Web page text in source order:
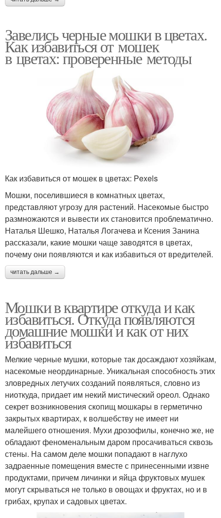
Завелись черные мошки в цветах.
Как избавиться от мошек
в цветах: проверенные методы
Как избавиться от мошек в цветах: Pexels
Мошки, поселившиеся в комнатных цветах,
представляют угрозу для растений. Насекомые быстро
размножаются и вывести их становится проблематично.
Наталья Шешко, Наталья Логачева и Ксения Занина
рассказали, какие мошки чаще заводятся в цветах,
почему они появляются и как избавиться от вредителей.
читать дальше →
Мошки в квартире откуда и как
избавиться. Откуда появляются
домашние мошки и как от них
избавиться
Мелкие черные мушки, которые так досаждают хозяйкам,
насекомые неординарные. Уникальная способность этих
зловредных летучих созданий появляться, словно из
ниоткуда, придает им некий мистический ореол. Однако
секрет возникновения скопищ мошкары в герметично
закрытых квартирах, к волшебству не имеет ни
малейшего отношения. Мухи дрозофилы, конечно же, не
обладают феноменальным даром просачиваться сквозь
стены. На самом деле мошки попадают в наглухо
задраенные помещения вместе с принесенными извне
продуктами, причем личинки и яйца фруктовых мушек
могут скрываться не только в овощах и фруктах, но и в
грибах, крупах и садовых цветах.